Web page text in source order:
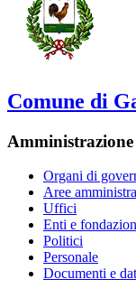
Comune di
Amministrazione
Organi di
Aree
Uffici
Enti e
Politici
Personale
Documenti e